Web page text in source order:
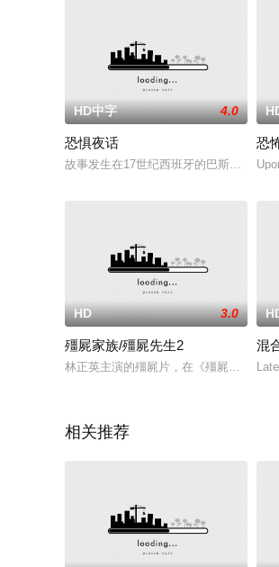
HD中字 4.0
恐惧夜话
故事发生在17世纪西班牙的巴斯克区，
恐
HD 3.0
殭屍家族/殭屍先生2
林正英主演的殭屍片，在《殭屍先生》
混
相关推荐